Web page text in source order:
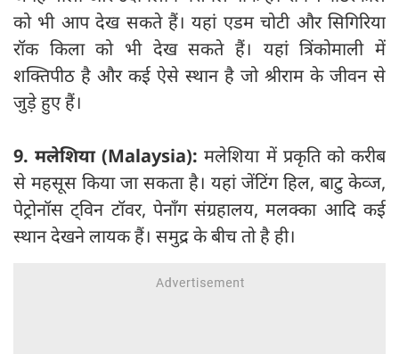
को भी आप देख सकते हैं। यहां एडम चोटी और सिगिरिया
रॉक किला को भी देख सकते हैं। यहां त्रिंकोमाली में
शक्तिपीठ है और कई ऐसे स्थान है जो श्रीराम के जीवन से
जुड़े हुए हैं।
9. मलेशिया (Malaysia):मलेशिया में प्रकृति को करीब
से महसूस किया जा सकता है। यहां जेंटिंग हिल, बाटु केव्ज,
पेट्रोनॉस ट्विन टॉवर, पेनाँग संग्रहालय, मलक्का आदि कई
स्थान देखने लायक हैं। समुद्र के बीच तो है ही।